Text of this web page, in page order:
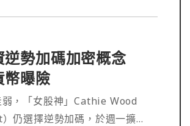
勢加碼加密概念
幣曝險
，「女股神」Cathie Wood
仍選擇逆勢加碼，於週一擴大